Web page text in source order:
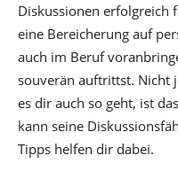
Diskussionen erfolgreich
eine Bereicherung auf
auch im Beruf
souverän auftrittst. Nicht
es dir auch so geht, ist
kann seine
Tipps helfen dir dabei.